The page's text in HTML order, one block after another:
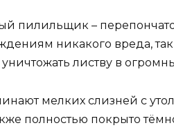
пилильщик –
никакого вреда,
листву в
мелких слизней с
полностью покрыто